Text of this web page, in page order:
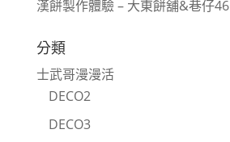
漢餅製作體驗 – 大東餅舖&巷仔46
分類
士武哥漫漫活
DECO2
DECO3